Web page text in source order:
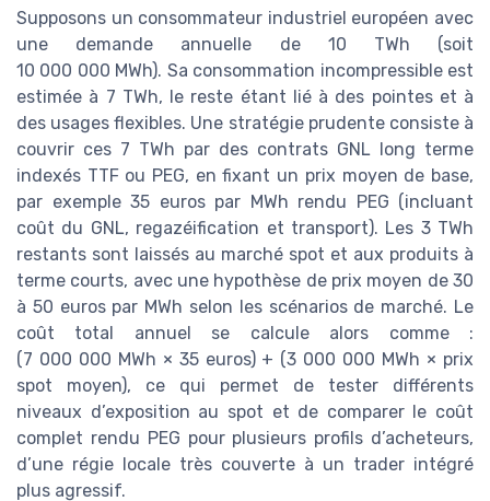
Supposons un consommateur industriel européen avec
une demande annuelle de 10 TWh (soit
10 000 000 MWh). Sa consommation incompressible est
estimée à 7 TWh, le reste étant lié à des pointes et à
des usages flexibles. Une stratégie prudente consiste à
couvrir ces 7 TWh par des contrats GNL long terme
indexés TTF ou PEG, en fixant un prix moyen de base,
par exemple 35 euros par MWh rendu PEG (incluant
coût du GNL, regazéification et transport). Les 3 TWh
restants sont laissés au marché spot et aux produits à
terme courts, avec une hypothèse de prix moyen de 30
à 50 euros par MWh selon les scénarios de marché. Le
coût total annuel se calcule alors comme :
(7 000 000 MWh × 35 euros) + (3 000 000 MWh × prix
spot moyen), ce qui permet de tester différents
niveaux d’exposition au spot et de comparer le coût
complet rendu PEG pour plusieurs profils d’acheteurs,
d’une régie locale très couverte à un trader intégré
plus agressif.